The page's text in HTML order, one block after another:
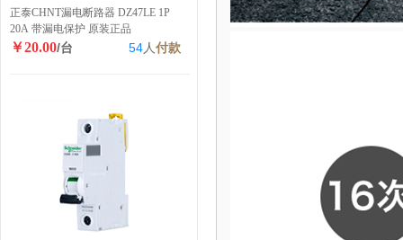
正泰CHNT漏电断路器 DZ47LE 1P
20A 带漏电保护 原装正品
￥20.00/台 54人付款